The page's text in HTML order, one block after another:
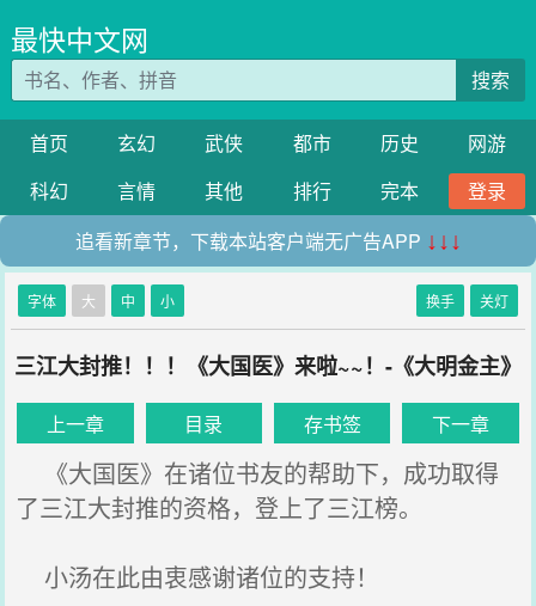
最快中文网
搜索
首页 玄幻 武侠 都市 历史
网游
科幻
言情 其他 排行 完本
登录
追看新章节，下载本站客户端无广告APP ↓↓↓
字体 大 中 小 换手 关灯
三江大封推！！！《大国医》来啦~~！-《大明金主》
上一章 目录 存书签 下一章
《大国医》在诸位书友的帮助下，成功取得
了三江大封推的资格，登上了三江榜。
小汤在此由衷感谢诸位的支持！